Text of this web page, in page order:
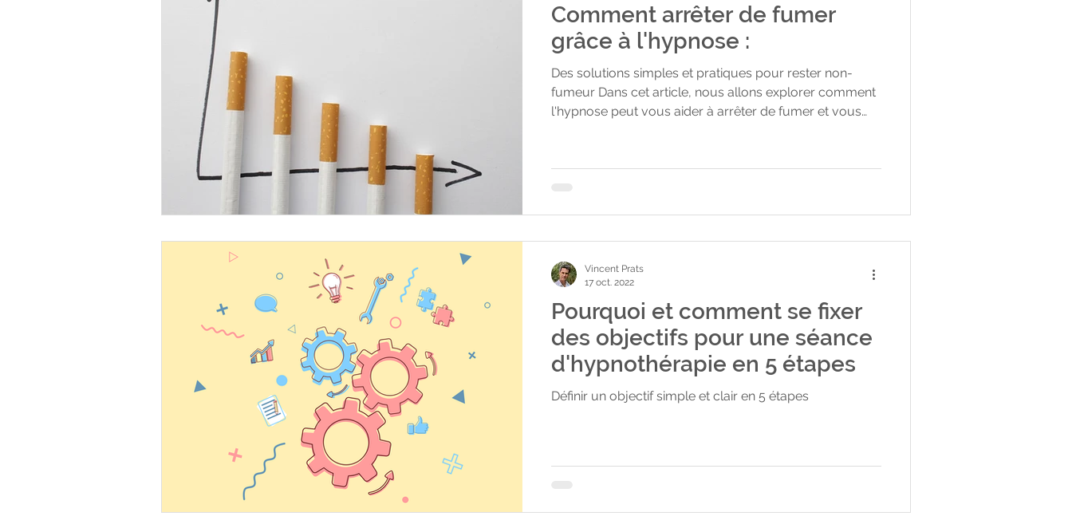
Comment arrêter de fumer
grâce à l'hypnose :
Des solutions simples et pratiques pour rester non-
fumeur Dans cet article, nous allons explorer comment
l'hypnose peut vous aider à arrêter de fumer et vous
mécanisme Le tabagisme, un comportement apprit et
par répét
Pourquoi et comment se fixer
des objectifs pour une séance
d'hypnothérapie en 5 étapes
Définir un objectif simple et clair en 5 étapes
Vincent Prats
17 oct. 2022